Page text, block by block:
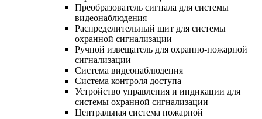
Преобразователь сигнала для системы
видеонаблюдения
Распределительный щит для системы
охранной сигнализации
Ручной извещатель для охранно-пожарной
сигнализации
Система видеонаблюдения
Система контроля доступа
Устройство управления и индикации для
системы охранной сигнализации
Центральная система пожарной